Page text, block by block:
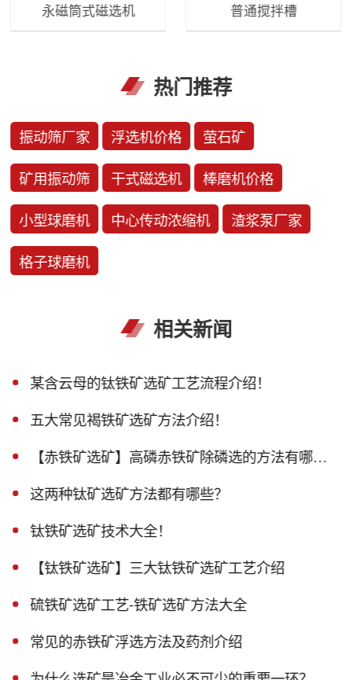
永磁筒式磁选机 普通搅拌槽
热门推荐
振动筛厂家 浮选机价格 萤石矿
矿用振动筛 干式磁选机 棒磨机价格
小型球磨机 中心传动浓缩机 渣浆泵厂家
格子球磨机
相关新闻
某含云母的钛铁矿选矿工艺流程介绍！
五大常见褐铁矿选矿方法介绍！
【赤铁矿选矿】高磷赤铁矿除磷选的方法有哪些？
这两种钛矿选矿方法都有哪些？
钛铁矿选矿技术大全！
【钛铁矿选矿】三大钛铁矿选矿工艺介绍
硫铁矿选矿工艺-铁矿选矿方法大全
常见的赤铁矿浮选方法及药剂介绍